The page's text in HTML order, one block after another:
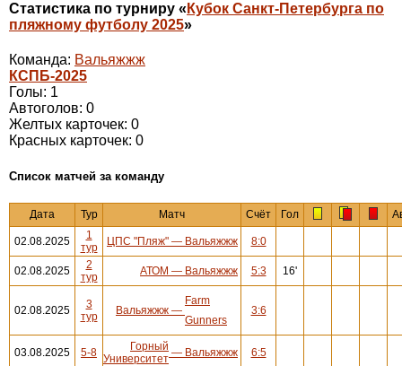
Статистика по турниру « Кубок Санкт-Петербурга по
пляжному футболу 2025»
Команда: Вальяжжж
КСПБ-2025
Голы: 1
Автоголов: 0
Желтых карточек: 0
Красных карточек: 0
Cписок матчей за команду
Дата Тур Матч Счёт Гол
02.08.2025
1
тур
ЦПС "Пляж" — Вальяжжж 8:0
02.08.2025
2
тур
АТОМ — Вальяжжж 5:3 16'
02.08.2025
3
тур
Вальяжжж —
Farm
Gunners
3:6
03.08.2025 5-8
Горный
Университет — Вальяжжж 6:5